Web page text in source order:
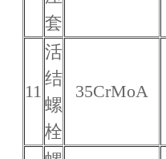
套
11
活
结
螺
栓
35CrMoA